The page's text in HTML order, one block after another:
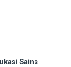
Sains